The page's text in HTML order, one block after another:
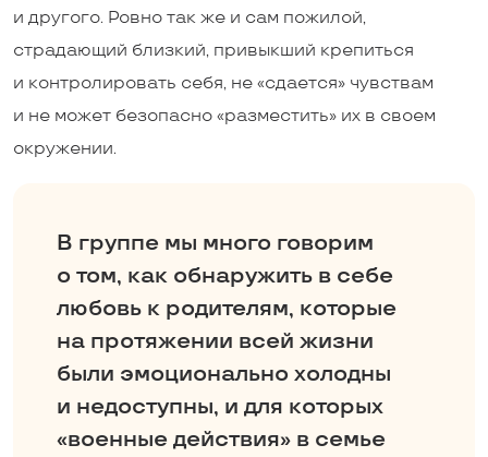
и другого. Ровно так же и сам пожилой,
страдающий близкий, привыкший крепиться
и контролировать себя, не «сдается» чувствам
и не может безопасно «разместить» их в своем
окружении.
В группе мы много говорим
о том, как обнаружить в себе
любовь к родителям, которые
на протяжении всей жизни
были эмоционально холодны
и недоступны, и для которых
«военные действия» в семье